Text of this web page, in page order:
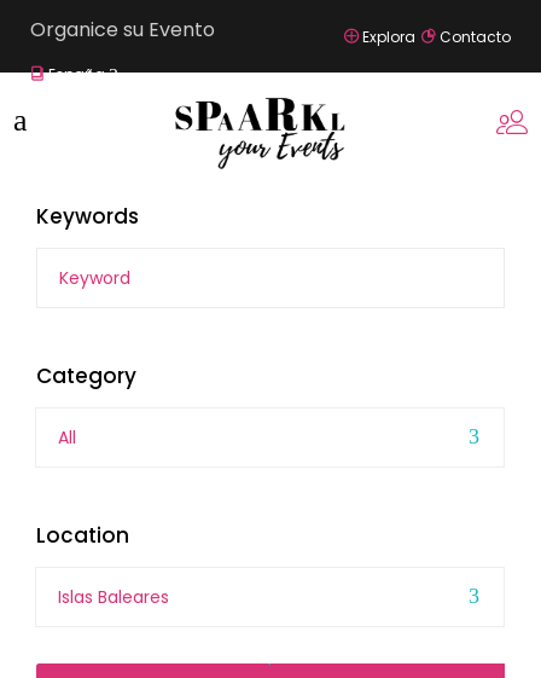
Organice su Evento
España
Explora Contacto
Keywords
Category
All
Location
Islas Baleares